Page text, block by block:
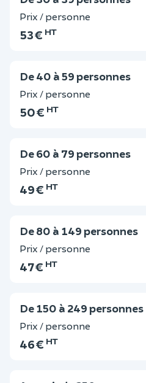
Prix / personne
53 € HT
De 40 à 59 personnes
Prix / personne
50 € HT
De 60 à 79 personnes
Prix / personne
49 € HT
De 80 à 149 personnes
Prix / personne
47 € HT
De 150 à 249 personnes
Prix / personne
46 € HT